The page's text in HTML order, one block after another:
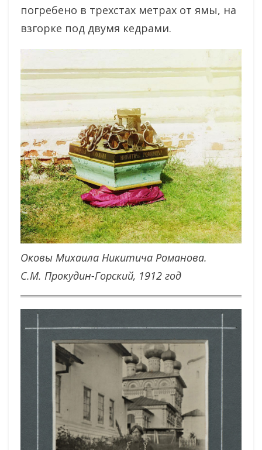
погребено в трехстах метрах от ямы, на
взгорке под двумя кедрами.
Оковы Михаила Никитича Романова.
С.М. Прокудин-Горский, 1912 год